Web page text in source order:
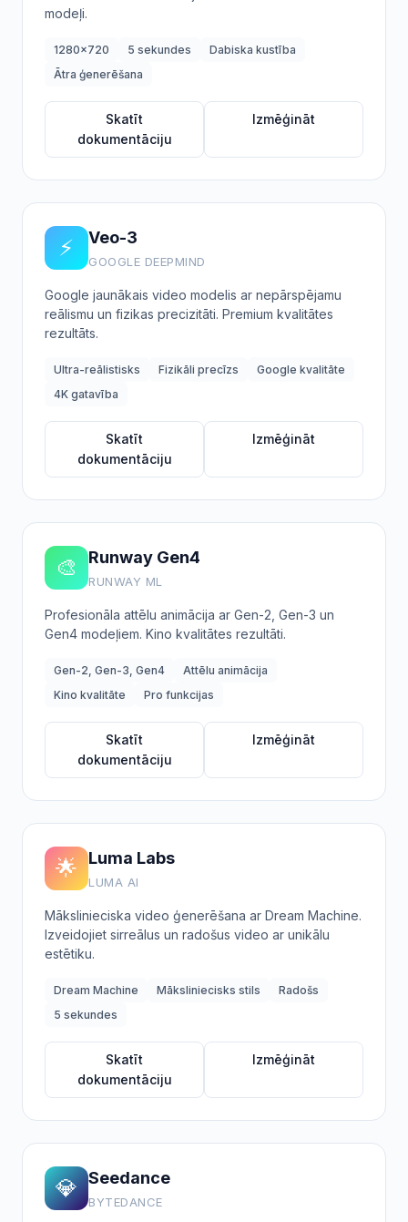
modeļi.
1280x720 5 sekundes
Dabiska kustība
Ātra ģenerēšana
Skatīt
dokumentāciju
Izmēģināt
⚡ Veo-3
GOOGLE DEEPMIND
Google jaunākais video modelis ar nepārspējamu
reālismu un fizikas precizitāti. Premium kvalitātes
rezultāts.
Ultra-reālistisks Fizikāli precīzs
Google kvalitāte
4K gatavība
Skatīt
dokumentāciju
Izmēģināt
🎨 Runway Gen4
RUNWAY ML
Profesionāla attēlu animācija ar Gen-2, Gen-3 un
Gen4 modeļiem. Kino kvalitātes rezultāti.
Gen-2, Gen-3, Gen4
Attēlu animācija
Kino kvalitāte
Pro funkcijas
Skatīt
dokumentāciju
Izmēģināt
🌟 Luma Labs
LUMA AI
Mākslinieciska video ģenerēšana ar Dream Machine.
Izveidojiet sirreālus un radošus video ar unikālu
estētiku.
Dream Machine Māksliniecisks stils
Radošs
5 sekundes
Skatīt
dokumentāciju
Izmēģināt
💎 Seedance
BYTEDANCE